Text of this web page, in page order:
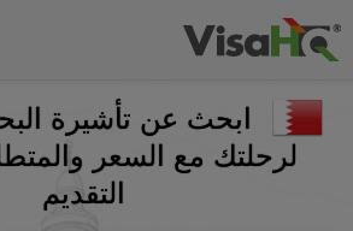
ابحث عن تأشيرة
لرحلتك مع السعر
التقديم